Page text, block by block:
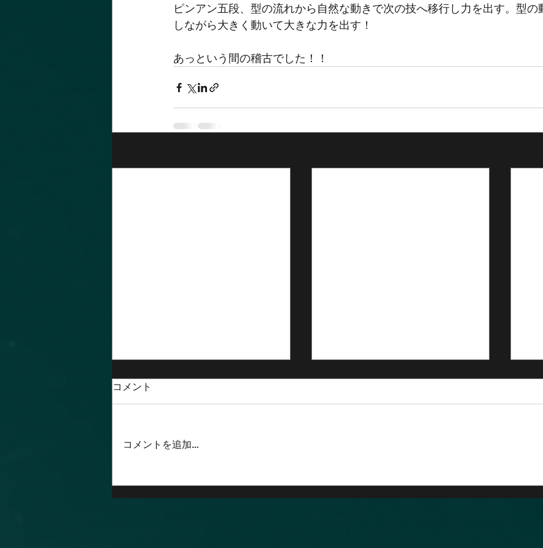
ピンアン五段、型の流れから自然な動きで次の技へ移行し力を出す。型の
しながら大きく動いて大きな力を出す！
あっという間の稽古でした！！
2025年7月9日(水)東京渋谷道
場稽古録
【矢口代表稽古会】2025年3
月29日(日)渋谷道場稽古録
13
コメント
コメントを追加…